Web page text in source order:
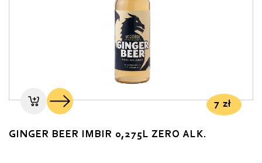
7 zł
GINGER BEER IMBIR 0,275L ZERO ALK.